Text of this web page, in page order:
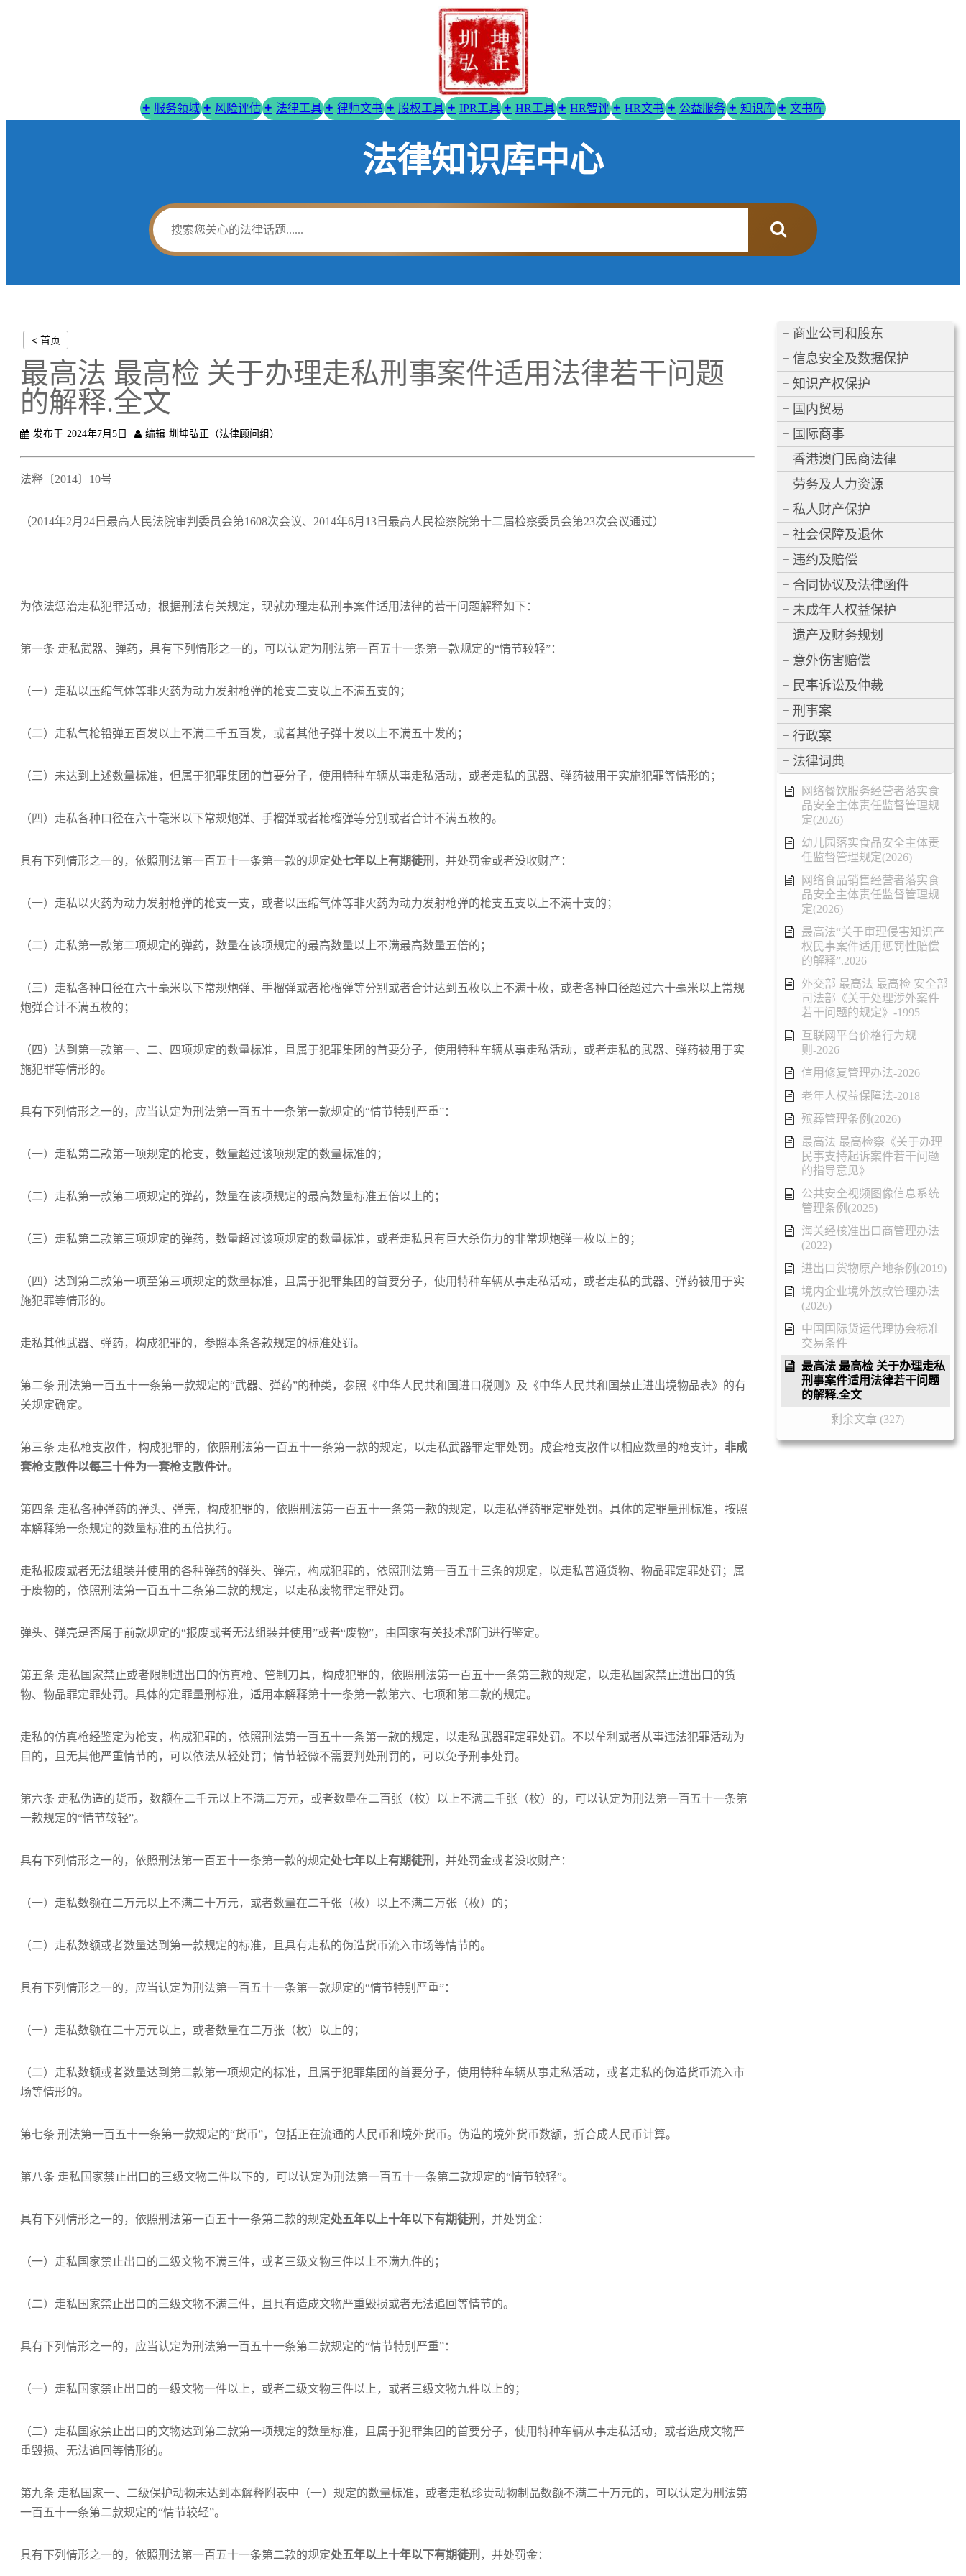
服务领域 风险评估 法律工具 律师文书 股权工具 IPR工具 HR工具 HR智评 HR文书 公益服务 知识库 文书库
法律知识库中心
< 首页
最高法 最高检 关于办理走私刑事案件适用法律若干问题
的解释.全文
发布于 2024年7月5日 编辑 圳坤弘正（法律顾问组）
法释〔2014〕10号
（2014年2月24日最高人民法院审判委员会第1608次会议、2014年6月13日最高人民检察院第十二届检察委员会第23次会议通过）
为依法惩治走私犯罪活动，根据刑法有关规定，现就办理走私刑事案件适用法律的若干问题解释如下：
第一条 走私武器、弹药，具有下列情形之一的，可以认定为刑法第一百五十一条第一款规定的“情节较轻”：
（一）走私以压缩气体等非火药为动力发射枪弹的枪支二支以上不满五支的；
（二）走私气枪铅弹五百发以上不满二千五百发，或者其他子弹十发以上不满五十发的；
（三）未达到上述数量标准，但属于犯罪集团的首要分子，使用特种车辆从事走私活动，或者走私的武器、弹药被用于实施犯罪等情形的；
（四）走私各种口径在六十毫米以下常规炮弹、手榴弹或者枪榴弹等分别或者合计不满五枚的。
具有下列情形之一的，依照刑法第一百五十一条第一款的规定处七年以上有期徒刑 ，并处罚金或者没收财产：
（一）走私以火药为动力发射枪弹的枪支一支，或者以压缩气体等非火药为动力发射枪弹的枪支五支以上不满十支的；
（二）走私第一款第二项规定的弹药，数量在该项规定的最高数量以上不满最高数量五倍的；
（三）走私各种口径在六十毫米以下常规炮弹、手榴弹或者枪榴弹等分别或者合计达到五枚以上不满十枚，或者各种口径超过六十毫米以上常规
炮弹合计不满五枚的；
（四）达到第一款第一、二、四项规定的数量标准，且属于犯罪集团的首要分子，使用特种车辆从事走私活动，或者走私的武器、弹药被用于实
施犯罪等情形的。
具有下列情形之一的，应当认定为刑法第一百五十一条第一款规定的“情节特别严重”：
（一）走私第二款第一项规定的枪支，数量超过该项规定的数量标准的；
（二）走私第一款第二项规定的弹药，数量在该项规定的最高数量标准五倍以上的；
（三）走私第二款第三项规定的弹药，数量超过该项规定的数量标准，或者走私具有巨大杀伤力的非常规炮弹一枚以上的；
（四）达到第二款第一项至第三项规定的数量标准，且属于犯罪集团的首要分子，使用特种车辆从事走私活动，或者走私的武器、弹药被用于实
施犯罪等情形的。
走私其他武器、弹药，构成犯罪的，参照本条各款规定的标准处罚。
第二条 刑法第一百五十一条第一款规定的“武器、弹药”的种类，参照《中华人民共和国进口税则》及《中华人民共和国禁止进出境物品表》的有
关规定确定。
第三条 走私枪支散件，构成犯罪的，依照刑法第一百五十一条第一款的规定，以走私武器罪定罪处罚。成套枪支散件以相应数量的枪支计， 非成
套枪支散件以每三十件为一套枪支散件计。
第四条 走私各种弹药的弹头、弹壳，构成犯罪的，依照刑法第一百五十一条第一款的规定，以走私弹药罪定罪处罚。具体的定罪量刑标准，按照
本解释第一条规定的数量标准的五倍执行。
走私报废或者无法组装并使用的各种弹药的弹头、弹壳，构成犯罪的，依照刑法第一百五十三条的规定，以走私普通货物、物品罪定罪处罚；属
于废物的，依照刑法第一百五十二条第二款的规定，以走私废物罪定罪处罚。
弹头、弹壳是否属于前款规定的“报废或者无法组装并使用”或者“废物”，由国家有关技术部门进行鉴定。
第五条 走私国家禁止或者限制进出口的仿真枪、管制刀具，构成犯罪的，依照刑法第一百五十一条第三款的规定，以走私国家禁止进出口的货
物、物品罪定罪处罚。具体的定罪量刑标准，适用本解释第十一条第一款第六、七项和第二款的规定。
走私的仿真枪经鉴定为枪支，构成犯罪的，依照刑法第一百五十一条第一款的规定，以走私武器罪定罪处罚。不以牟利或者从事违法犯罪活动为
目的，且无其他严重情节的，可以依法从轻处罚；情节轻微不需要判处刑罚的，可以免予刑事处罚。
第六条 走私伪造的货币，数额在二千元以上不满二万元，或者数量在二百张（枚）以上不满二千张（枚）的，可以认定为刑法第一百五十一条第
一款规定的“情节较轻”。
具有下列情形之一的，依照刑法第一百五十一条第一款的规定处七年以上有期徒刑 ，并处罚金或者没收财产：
（一）走私数额在二万元以上不满二十万元，或者数量在二千张（枚）以上不满二万张（枚）的；
（二）走私数额或者数量达到第一款规定的标准，且具有走私的伪造货币流入市场等情节的。
具有下列情形之一的，应当认定为刑法第一百五十一条第一款规定的“情节特别严重”：
（一）走私数额在二十万元以上，或者数量在二万张（枚）以上的；
（二）走私数额或者数量达到第二款第一项规定的标准，且属于犯罪集团的首要分子，使用特种车辆从事走私活动，或者走私的伪造货币流入市
场等情形的。
第七条 刑法第一百五十一条第一款规定的“货币”，包括正在流通的人民币和境外货币。伪造的境外货币数额，折合成人民币计算。
第八条 走私国家禁止出口的三级文物二件以下的，可以认定为刑法第一百五十一条第二款规定的“情节较轻”。
具有下列情形之一的，依照刑法第一百五十一条第二款的规定处五年以上十年以下有期徒刑 ，并处罚金：
（一）走私国家禁止出口的二级文物不满三件，或者三级文物三件以上不满九件的；
（二）走私国家禁止出口的三级文物不满三件，且具有造成文物严重毁损或者无法追回等情节的。
具有下列情形之一的，应当认定为刑法第一百五十一条第二款规定的“情节特别严重”：
（一）走私国家禁止出口的一级文物一件以上，或者二级文物三件以上，或者三级文物九件以上的；
（二）走私国家禁止出口的文物达到第二款第一项规定的数量标准，且属于犯罪集团的首要分子，使用特种车辆从事走私活动，或者造成文物严
重毁损、无法追回等情形的。
第九条 走私国家一、二级保护动物未达到本解释附表中（一）规定的数量标准，或者走私珍贵动物制品数额不满二十万元的，可以认定为刑法第
一百五十一条第二款规定的“情节较轻”。
具有下列情形之一的，依照刑法第一百五十一条第二款的规定处五年以上十年以下有期徒刑 ，并处罚金：
商业公司和股东
信息安全及数据保护
知识产权保护
国内贸易
国际商事
香港澳门民商法律
劳务及人力资源
私人财产保护
社会保障及退休
违约及赔偿
合同协议及法律函件
未成年人权益保护
遗产及财务规划
意外伤害赔偿
民事诉讼及仲裁
刑事案
行政案
法律词典
网络餐饮服务经营者落实食
品安全主体责任监督管理规
定(2026)
幼儿园落实食品安全主体责
任监督管理规定(2026)
网络食品销售经营者落实食
品安全主体责任监督管理规
定(2026)
最高法“关于审理侵害知识产
权民事案件适用惩罚性赔偿
的解释”.2026
外交部 最高法 最高检 安全部
司法部《关于处理涉外案件
若干问题的规定》-1995
互联网平台价格行为规
则-2026
信用修复管理办法-2026
老年人权益保障法-2018
殡葬管理条例(2026)
最高法 最高检察《关于办理
民事支持起诉案件若干问题
的指导意见》
公共安全视频图像信息系统
管理条例(2025)
海关经核准出口商管理办法
(2022)
进出口货物原产地条例(2019)
境内企业境外放款管理办法
(2026)
中国国际货运代理协会标准
交易条件
最高法 最高检 关于办理走私
刑事案件适用法律若干问题
的解释.全文
剩余文章 (327)